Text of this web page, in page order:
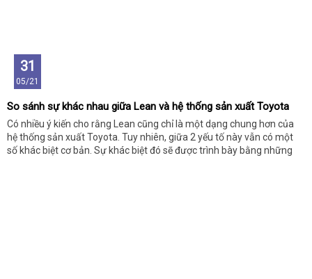
31
05/21
So sánh sự khác nhau giữa Lean và hệ thống sản xuất Toyota
Có nhiều ý kiến cho rằng Lean cũng chỉ là một dạng chung hơn của
hệ thống sản xuất Toyota. Tuy nhiên, giữa 2 yếu tố này vẫn có một
số khác biệt cơ bản. Sự khác biệt đó sẽ được trình bày bằng những